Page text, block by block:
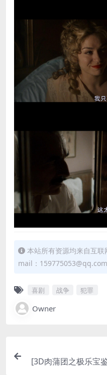
本站所有资源均来自互
mail：159775053@qq.com
喜剧 战争 犯罪
Owner
[3D肉蒲团之极乐宝